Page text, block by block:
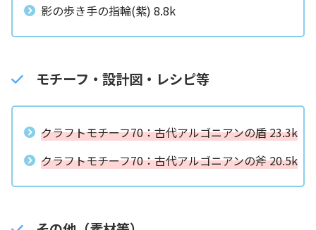
影の歩き手の指輪(紫) 8.8k
モチーフ・設計図・レシピ等
クラフトモチーフ70：古代アルゴニアンの盾 23.3k
クラフトモチーフ70：古代アルゴニアンの斧 20.5k